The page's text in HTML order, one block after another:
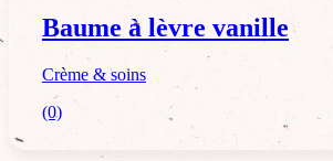
Baume à lèvre vanille
Crème & soins
(0)